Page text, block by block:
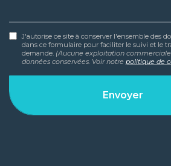
J'autorise ce site à conserver l'ensemble des
dans ce formulaire pour faciliter le suivi et le
demande. (Aucune exploitation
données conservées. Voir notre politique de